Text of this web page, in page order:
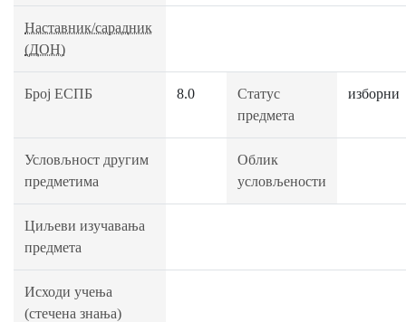
Наставник/сарадник
(ДОН)
Број ЕСПБ 8.0
Статус
предмета
изборни
Условљност другим
предметима
Облик
условљености
Циљеви изучавања
предмета
Исходи учења
(стечена знања)